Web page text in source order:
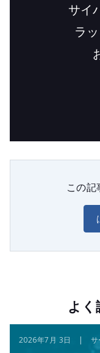
サイ
ラ
この記
よ
2026年7月 3日 | サ